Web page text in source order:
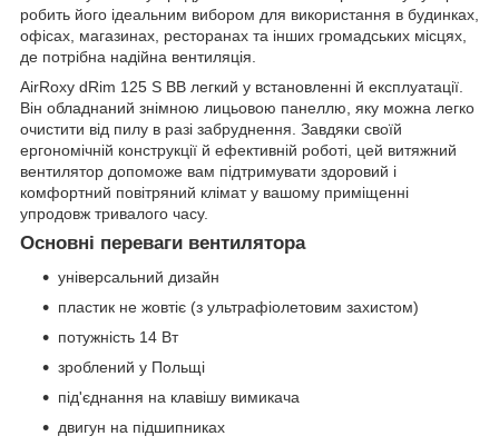
робить його ідеальним вибором для використання в будинках,
офісах, магазинах, ресторанах та інших громадських місцях,
де потрібна надійна вентиляція.
AirRoxy dRim 125 S BB легкий у встановленні й експлуатації.
Він обладнаний знімною лицьовою панеллю, яку можна легко
очистити від пилу в разі забруднення. Завдяки своїй
ергономічній конструкції й ефективній роботі, цей витяжний
вентилятор допоможе вам підтримувати здоровий і
комфортний повітряний клімат у вашому приміщенні
упродовж тривалого часу.
Основні переваги вентилятора
універсальний дизайн
пластик не жовтіє (з ультрафіолетовим захистом)
потужність 14 Вт
зроблений у Польщі
під'єднання на клавішу вимикача
двигун на підшипниках